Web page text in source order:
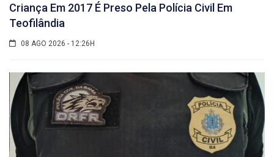
Criança Em 2017 É Preso Pela Polícia Civil Em
Teofilândia
08 AGO 2026 - 12:26H